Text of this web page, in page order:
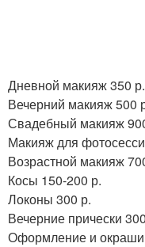
Дневной макияж 350 р.
Вечерний макияж 500
Свадебный макияж
Макияж для
Возрастной макияж
Косы 150-200 р.
Локоны 300 р.
Вечерние прически
Оформление и